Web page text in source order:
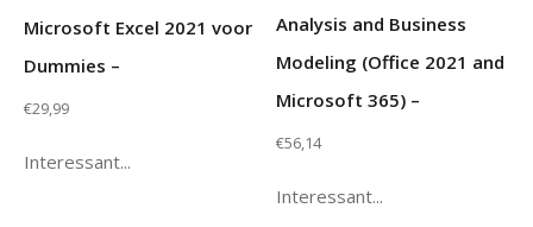
Microsoft Excel 2021 voor
Dummies –
€29,99
Interessant...
Analysis and Business
Modeling (Office 2021 and
Microsoft 365) –
€56,14
Interessant...